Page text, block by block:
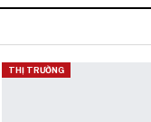
THỊ TRƯỜNG